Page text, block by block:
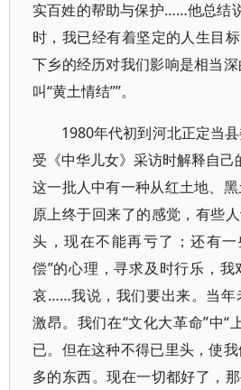
实百姓的帮助与保护……他总结
时，我已经有着坚定的人生目
下乡的经历对我们影响是相当
叫“黄土情结””。
1980年代初到河北正定当
受《中华儿女》采访时解释自己
这一批人中有一种从红土地、
原上终于回来了的感觉，有些
头，现在不能再亏了；还有
偿”的心理，寻求及时行乐，
哀……我说，我们要出来。当年
激昂。我们在“文化大革命”中“
已。但在这种不得已里头，使
多的东西。现在一切都好了，